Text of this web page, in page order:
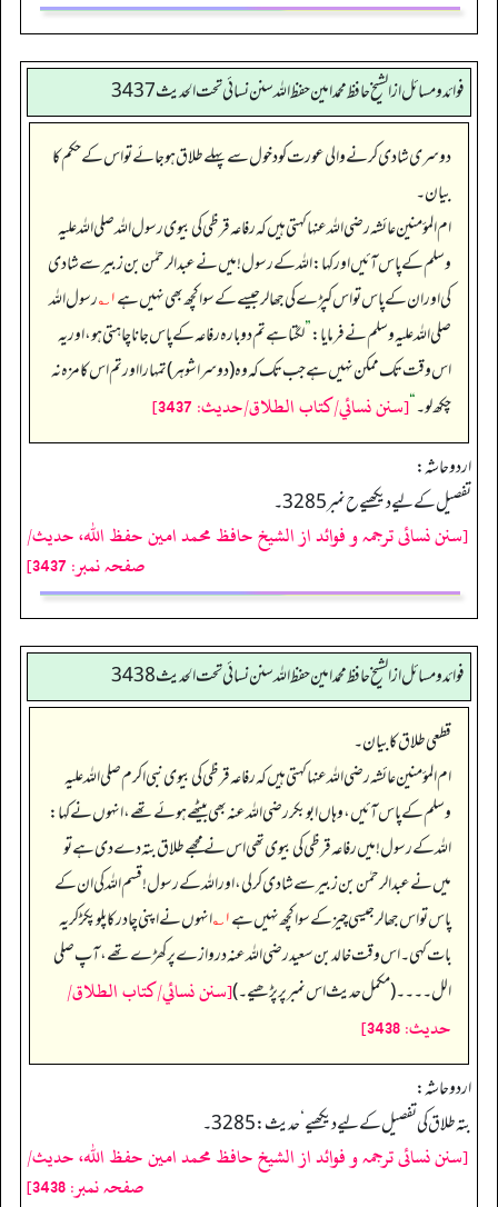
فوائد ومسائل از الشيخ حافظ محمد امين حفظ الله سنن نسائي تحت الحديث3437
دوسری شادی کرنے والی عورت کو دخول سے پہلے طلاق ہو جائے تو اس کے حکم کا
بیان۔
ام المؤمنین عائشہ رضی الله عنہا کہتی ہیں کہ رفاعہ قرظی کی بیوی رسول اللہ صلی اللہ علیہ
وسلم کے پاس آئیں اور کہا: اللہ کے رسول! میں نے عبدالرحمٰن بن زبیر سے شادی
کی اور ان کے پاس تو اس کپڑے کی جھالر جیسے کے سوا کچھ بھی نہیں ہے۱؎ رسول اللہ
صلی اللہ علیہ وسلم نے فرمایا:”لگتا ہے تم دوبارہ رفاعہ کے پاس جانا چاہتی ہو، اور یہ
اس وقت تک ممکن نہیں ہے جب تک کہ وہ (دوسرا شوہر) تمہارا اور تم اس کا مزہ نہ
چکھ لو۔‏‏‏‏“[سنن نسائي/كتاب الطلاق/حدیث: 3437]
اردو حاشہ:
تفصیل کے لیے دیکھیے ح نمبر 3285۔
[سنن نسائی ترجمہ و فوائد از الشیخ حافظ محمد امین حفظ اللہ، حدیث/
صفحہ نمبر: 3437]
فوائد ومسائل از الشيخ حافظ محمد امين حفظ الله سنن نسائي تحت الحديث3438
قطعی طلاق کا بیان۔
ام المؤمنین عائشہ رضی الله عنہا کہتی ہیں کہ رفاعہ قرظی کی بیوی نبی اکرم صلی اللہ علیہ
وسلم کے پاس آئیں، وہاں ابوبکر رضی اللہ عنہ بھی بیٹھے ہوئے تھے، انہوں نے کہا:
اللہ کے رسول! میں رفاعہ قرظی کی بیوی تھی اس نے مجھے طلاق بتہ دے دی ہے تو
میں نے عبدالرحمٰن بن زبیر سے شادی کر لی، اور اللہ کے رسول! قسم اللہ کی ان کے
پاس تو اس جھالر جیسی چیز کے سوا کچھ نہیں ہے۱؎ انہوں نے اپنی چادر کا پلو پکڑ کر یہ
بات کہی۔ اس وقت خالد بن سعید رضی اللہ عنہ دروازے پر کھڑے تھے، آپ صلی
الل۔۔۔۔ (مکمل حدیث اس نمبر پر پڑھیے۔)[سنن نسائي/كتاب الطلاق/
حدیث: 3438]
اردو حاشہ:
بتہ طلاق کی تفصیل کے لیے دیکھیے‘ حدیث:3285۔
[سنن نسائی ترجمہ و فوائد از الشیخ حافظ محمد امین حفظ اللہ، حدیث/
صفحہ نمبر: 3438]